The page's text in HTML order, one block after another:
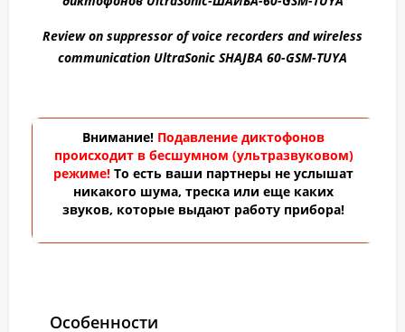
Review on suppressor of voice recorders and wireless
communication UltraSoniс SHAJBA 60-GSM-TUYA
Внимание! Подавление диктофонов
происходит в бесшумном (ультразвуковом)
режиме! То есть ваши партнеры не услышат
никакого шума, треска или еще каких
звуков, которые выдают работу прибора!
Особенности